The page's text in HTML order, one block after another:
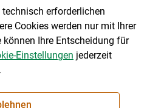
|Barrierefreiheit|
erforderlichen
Cookies werden nur mit Ihrer
Ihre Entscheidung für
Einstellungen jederzeit